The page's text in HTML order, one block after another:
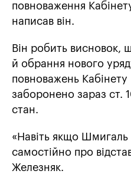
повноваження
написав він.
Він робить висновок,
й обрання нового
повноважень
заборонено зараз ст.
стан.
«Навіть якщо
самостійно про
Железняк.